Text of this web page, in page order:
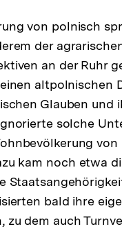
von polnisch
der
an der Ruhr
altpolnischen
Glauben und
solche
kam noch etwa
bald ihre
zu dem auch